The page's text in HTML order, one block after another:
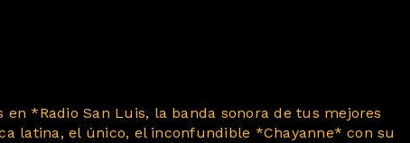
*Radio San Luis, la banda sonora de tus mejores
latina, el único, el inconfundible *Chayanne* con su